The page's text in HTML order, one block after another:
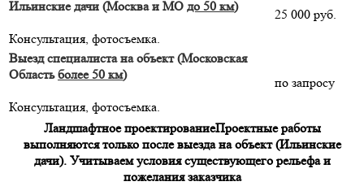
Ильинские дачи (Москва и МО до 50 км)
Консультация, фотосъемка.
25 000 руб.
Выезд специалиста на объект (Московская
Областьболее 50 км)
Консультация, фотосъемка.
по запросу
Ландшафтное проектированиеПроектные работы
выполняются только после выезда на объект (Ильинские
дачи). Учитываем условия существующего рельефа и
пожелания заказчика